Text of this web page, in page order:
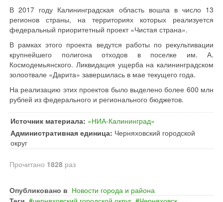
В 2017 году Калининградская область вошла в число 13
регионов страны, на территориях которых реализуется
федеральный приоритетный проект «Чистая страна».
В рамках этого проекта ведутся работы по рекультивации
крупнейшего полигона отходов в поселке им. А.
Космодемьянского. Ликвидация ущерба на калининградском
золоотвале «Дарита» завершилась в мае текущего года.
На реализацию этих проектов было выделено более 600 млн
рублей из федерального и регионального бюджетов.
Источник материала: «НИА-Калининград»
Административная единица: Черняховский городской
округ
Прочитано 1828 раз
Опубликовано в Новости города и района